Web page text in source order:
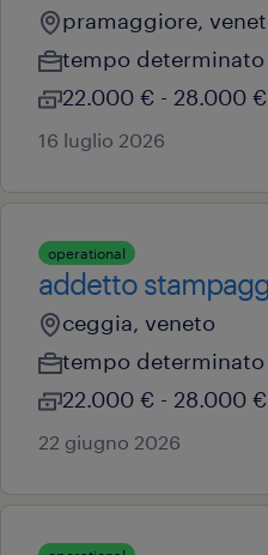
pramaggiore,
tempo determinato
22.000 € - 28.000
16 luglio 2026
operational
addetto
ceggia, veneto
tempo determinato
22.000 € - 28.000
22 giugno 2026